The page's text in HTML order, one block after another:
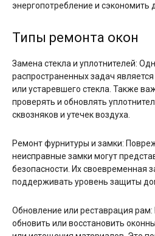
энергопотребление и сэкономить
Типы ремонта окон
Замена стекла и уплотнителей:
распространенных задач
или устаревшего стекла. Также
проверять и обновлять
сквозняков и утечек воздуха.
Ремонт фурнитуры и замки:
неисправные замки могут
безопасности. Их своевременная
поддерживать уровень защиты
Обновление или реставрация
обновить или восстановить